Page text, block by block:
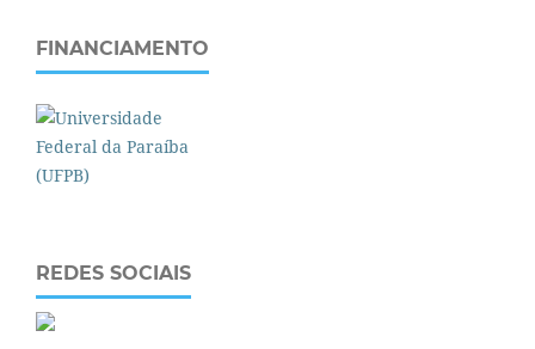
FINANCIAMENTO
REDES SOCIAIS